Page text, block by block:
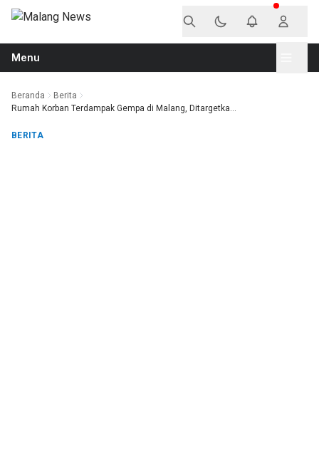
Langsung ke konten
Menu
Beranda
Berita
Rumah Korban Terdampak Gempa di Malang, Ditargetka...
BERITA